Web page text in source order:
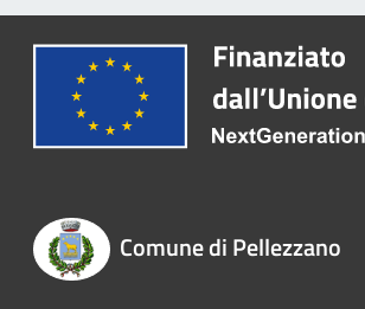
Comune di Pellezzano